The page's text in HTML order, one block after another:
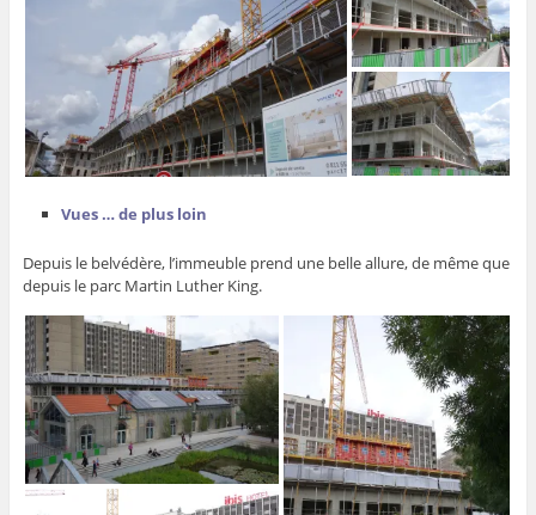
Vues … de plus loin
Depuis le belvédère, l’immeuble prend une belle allure, de même que
depuis le parc Martin Luther King.